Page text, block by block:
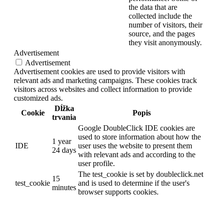
the data that are
collected include the
number of visitors, their
source, and the pages
they visit anonymously.
Advertisement
Advertisement
Advertisement cookies are used to provide visitors with
relevant ads and marketing campaigns. These cookies track
visitors across websites and collect information to provide
customized ads.
Cookie
Dĺžka
trvania
Popis
IDE
1 year
24 days
Google DoubleClick IDE cookies are
used to store information about how the
user uses the website to present them
with relevant ads and according to the
user profile.
test_cookie
15
minutes
The test_cookie is set by doubleclick.net
and is used to determine if the user's
browser supports cookies.